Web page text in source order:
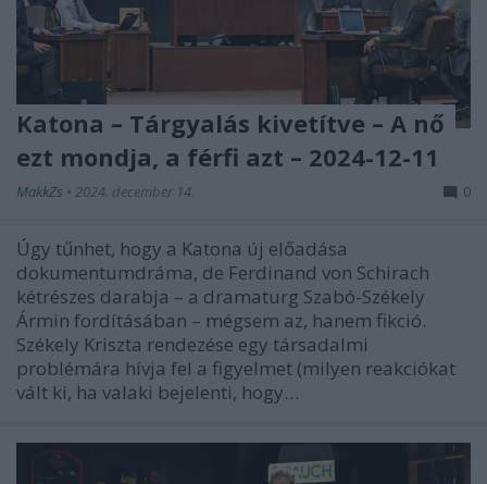
Katona – Tárgyalás kivetítve – A nő
ezt mondja, a férfi azt – 2024-12-11
MakkZs • 2024. december 14. 0
Úgy tűnhet, hogy a Katona új előadása
dokumentumdráma, de Ferdinand von Schirach
kétrészes darabja – a dramaturg Szabó-Székely
Ármin fordításában – mégsem az, hanem fikció.
Székely Kriszta rendezése egy társadalmi
problémára hívja fel a figyelmet (milyen reakciókat
vált ki, ha valaki bejelenti, hogy…